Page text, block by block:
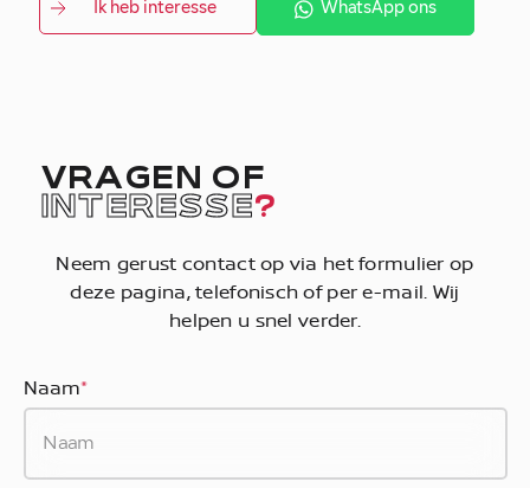
Ik heb interesse WhatsApp ons
VRAGEN OF
INTERESSE?
Neem gerust contact op via het formulier op
deze pagina, telefonisch of per e-mail. Wij
helpen u snel verder.
Naam*